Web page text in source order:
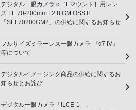
デジタル一眼カメラ α［Eマウント］用レン
ズ FE 70-200mm F2.8 GM OSS II
「SEL70200GM2」の供給に関するお知らせ
フルサイズミラーレス一眼カメラ 『α7 IV』
等について
デジタルイメージング商品の供給に関するお
知らせとお詫び
デジタル一眼カメラ「ILCE-1」、